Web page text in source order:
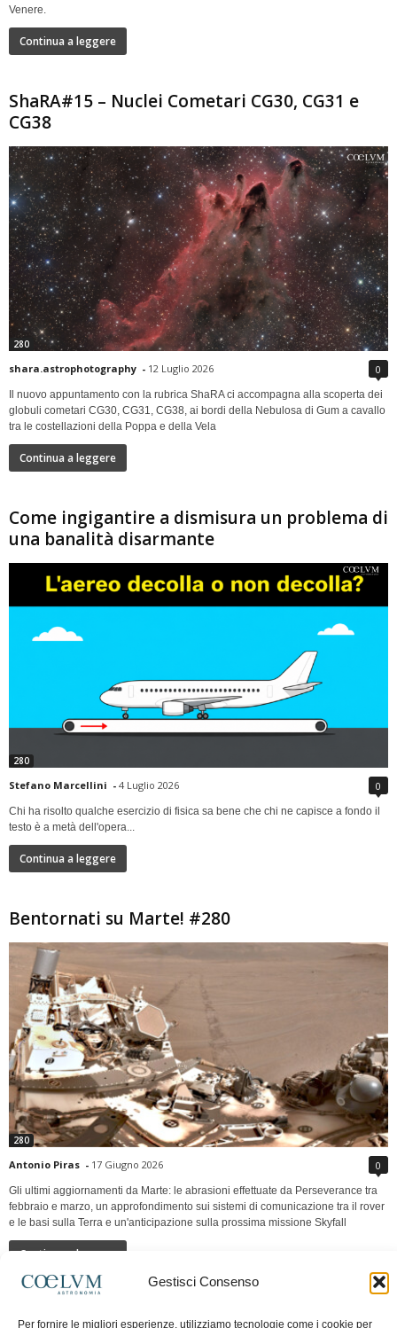
Gestisci Consenso
Per fornire le migliori esperienze, utilizziamo tecnologie come i cookie per
Venere.
Continua a leggere
ShaRA#15 – Nuclei Cometari CG30, CG31 e
CG38
280
shara.astrophotography - 12 Luglio 2026 0
Il nuovo appuntamento con la rubrica ShaRA ci accompagna alla scoperta dei
globuli cometari CG30, CG31, CG38, ai bordi della Nebulosa di Gum a cavallo
tra le costellazioni della Poppa e della Vela
Continua a leggere
Come ingigantire a dismisura un problema di
una banalità disarmante
280
Stefano Marcellini - 4 Luglio 2026 0
Chi ha risolto qualche esercizio di fisica sa bene che chi ne capisce a fondo il
testo è a metà dell'opera...
Continua a leggere
Bentornati su Marte! #280
280
Antonio Piras - 17 Giugno 2026 0
Gli ultimi aggiornamenti da Marte: le abrasioni effettuate da Perseverance tra
febbraio e marzo, un approfondimento sui sistemi di comunicazione tra il rover
e le basi sulla Terra e un'anticipazione sulla prossima missione Skyfall
Continua a leggere